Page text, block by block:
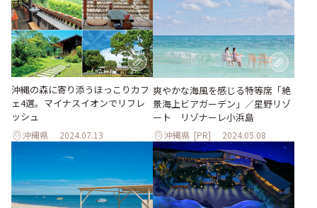
沖縄の森に寄り添うほっこりカフ
ェ4選。マイナスイオンでリフレ
ッシュ
沖縄県 2024.07.13
爽やかな海⾵を感じる特等席「絶
景海上ビアガーデン」／星野リゾ
ート リゾナーレ⼩浜島
沖縄県 [PR] 2024.05.08